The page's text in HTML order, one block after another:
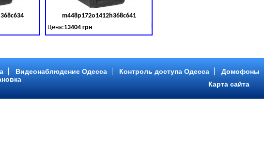
TOSHIBA 500 GB (SATA III)
Код товара:379030
2 GB, DDR 3 (1600 MHz) HDD: Seagate 2 TB (SATA III)
m448p172o1412h368c641
Цена:13404 грн Код товара:
Intel Core ™ i5 4 ядра 3.20GHz,ОЗУ: 2 GB, DDR 3 (1600 MHz) HDD: Seagate 2
Видеонаблюдение Одесса Контроль доступа Одесса
Домофоны
Карта сайта